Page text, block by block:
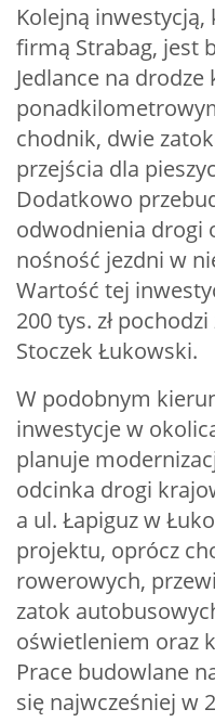
Kolejną inwestycją,
firmą Strabag, jest
Jedlance na
chodnik, dwie
przejścia dla
Dodatkowo
odwodnienia drogi
nośność jezdni w
Wartość tej
200 tys. zł
Stoczek Łukowski.
W podobnym
inwestycje w
planuje
odcinka drogi
a ul. Łapiguz w
projektu, oprócz
rowerowych,
zatok
oświetleniem oraz
Prace budowlane
się najwcześniej w